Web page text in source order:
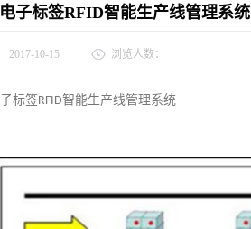
子标签RFID智能生产线管理系统
2017-10-15 浏览人数：
标签RFID智能生产线管理系统